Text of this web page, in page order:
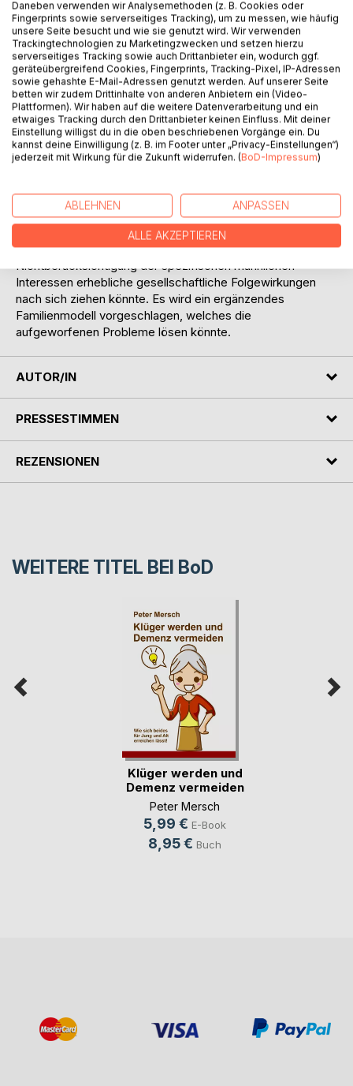
BESCHREIBUNG
Der Text analysiert den demografischen Wandel aus
soziologischer, biologischer und ökonomischer Sicht. Ein
zur Gleichberechtigung der Geschlechter passt. Ferner
wird gezeigt, dass sich männliche und weibliche
Fortpflanzungsinteressen schon aus biologischen Gründen
erheblich voneinander unterscheiden, und dass eine
Nichtberücksichtigung der spezifischen männlichen
Interessen erhebliche gesellschaftliche Folgewirkungen
nach sich ziehen könnte. Es wird ein ergänzendes
Familienmodell vorgeschlagen, welches die
aufgeworfenen Probleme lösen könnte.
AUTOR/IN
PRESSESTIMMEN
REZENSIONEN
WEITERE TITEL BEI BoD
Klüger werden und
Demenz vermeiden
Peter Mersch
5,99 € E-Book
8,95 € Buch
Daneben verwenden wir Analysemethoden (z. B. Cookies oder
Fingerprints sowie serverseitiges Tracking), um zu messen, wie häufig
unsere Seite besucht und wie sie genutzt wird. Wir verwenden
Trackingtechnologien zu Marketingzwecken und setzen hierzu
serverseitiges Tracking sowie auch Drittanbieter ein, wodurch ggf.
geräteübergreifend Cookies, Fingerprints, Tracking-Pixel, IP-Adressen
sowie gehashte E-Mail-Adressen genutzt werden. Auf unserer Seite
betten wir zudem Drittinhalte von anderen Anbietern ein (Video-
Plattformen). Wir haben auf die weitere Datenverarbeitung und ein
etwaiges Tracking durch den Drittanbieter keinen Einfluss. Mit deiner
Einstellung willigst du in die oben beschriebenen Vorgänge ein. Du
kannst deine Einwilligung (z. B. im Footer unter „Privacy-Einstellungen“)
jederzeit mit Wirkung für die Zukunft widerrufen. (BoD-Impressum)
ABLEHNEN ANPASSEN
ALLE AKZEPTIEREN